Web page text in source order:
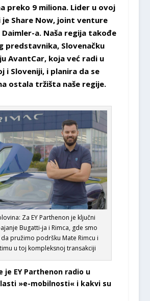
preko 9 miliona. Lider u ovoj
Share Now, joint venture
Daimler-a. Naša regija takođe
predstavnika, Slovenačku
AvantCar, koja već radi u
i Sloveniji, i planira da se
ostala tržišta naše regije.
Za EY Parthenon je ključni
Bugatti-ja i Rimca, gde smo
pružimo podršku Mate Rimcu i
u toj kompleksnoj transakciji
je EY Parthenon radio u
»e-mobilnosti« i kakvi su